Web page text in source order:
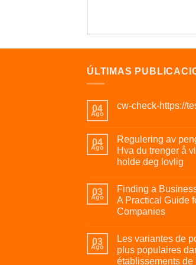
ÚLTIMAS
04
Ago
cw-check-https://
04
Ago
Regulering av
Hva du trenger å
holde deg lovlig
03
Ago
Finding a
A Practical Guide
Companies
03
Ago
Les variantes de
plus populaires
établissements de